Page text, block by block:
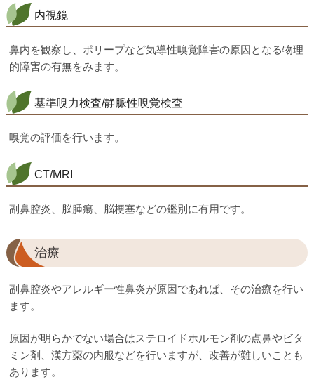
内視鏡
鼻内を観察し、ポリープなど気導性嗅覚障害の原因となる物理
的障害の有無をみます。
基準嗅力検査/静脈性嗅覚検査
嗅覚の評価を行います。
CT/MRI
副鼻腔炎、脳腫瘍、脳梗塞などの鑑別に有用です。
治療
副鼻腔炎やアレルギー性鼻炎が原因であれば、その治療を行い
ます。
原因が明らかでない場合はステロイドホルモン剤の点鼻やビタ
ミン剤、漢方薬の内服などを行いますが、改善が難しいことも
あります。